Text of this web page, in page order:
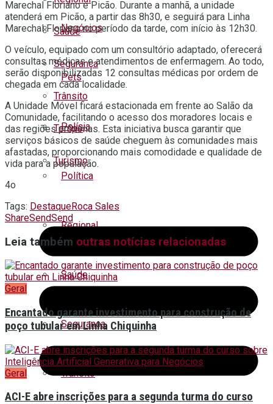
Negócios
Pets
Polícia
Política
Regional
Saúde
Segurança
Trânsito
Saúde
Segurança
Trânsito
Tempo
Turismo
Marechal Floriano e Picão. Durante a manhã, a unidade
atenderá em Picão, a partir das 8h30, e seguirá para Linha
Marechal Floriano no período da tarde, com início às 12h30.
O veículo, equipado com um consultório adaptado, oferecerá
consultas médicas e atendimentos de enfermagem. Ao todo,
serão disponibilizadas 12 consultas médicas por ordem de
chegada em cada localidade.
A Unidade Móvel ficará estacionada em frente ao Salão da
Comunidade, facilitando o acesso dos moradores locais e
das regiões próximas. Esta iniciativa busca garantir que
serviços básicos de saúde cheguem às comunidades mais
afastadas, proporcionando mais comodidade e qualidade de
vida para a população.
4o
Tags: DestaqueRoca Sales
ShareSendSend
Leia também outras notícias relacionadas
Geral
Encantado garante investimento para construção de
poço tubular em Linha Chiquinha
Geral
ACI-E abre inscrições para a segunda turma do curso